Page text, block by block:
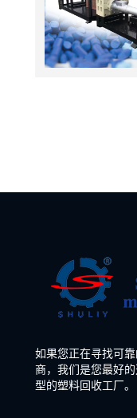
如果您正在寻找可
商，我们是您最好
型的塑料回收工厂。